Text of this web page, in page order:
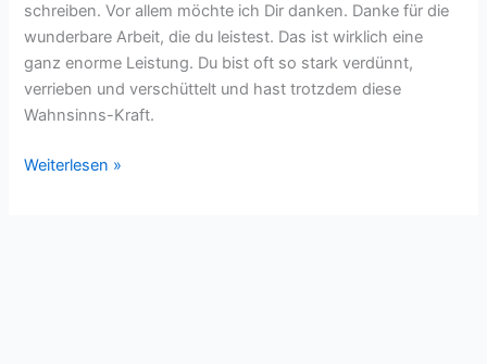
schreiben. Vor allem möchte ich Dir danken. Danke für die
wunderbare Arbeit, die du leistest. Das ist wirklich eine
ganz enorme Leistung. Du bist oft so stark verdünnt,
verrieben und verschüttelt und hast trotzdem diese
Wahnsinns-Kraft.
Weiterlesen »